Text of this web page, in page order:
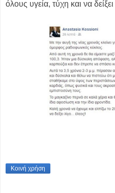
όλους υγεία, τύχη και να
Κοινή χρήση